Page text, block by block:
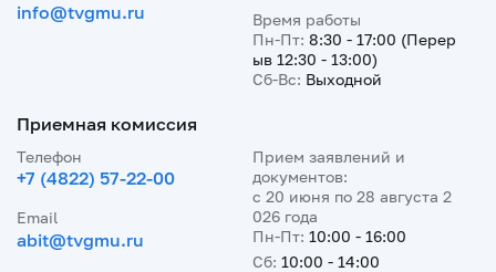
info@tvgmu.ru
Время работы
Пн-Пт: 8:30 - 17:00 (Перер
ыв 12:30 - 13:00)
Сб-Вс: Выходной
Приемная комиссия
Телефон
+7 (4822) 57-22-00
Email
abit@tvgmu.ru
Прием заявлений и
документов:
с 20 июня по 28 августа 2
026 года
Пн-Пт: 10:00 - 16:00
Сб: 10:00 - 14:00